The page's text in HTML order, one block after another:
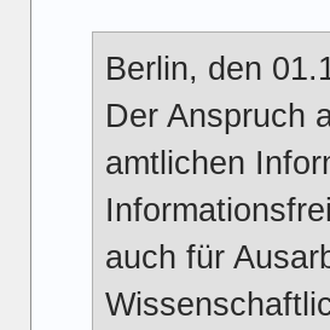
Berlin, den
Der Anspruch
amtlichen
auch für